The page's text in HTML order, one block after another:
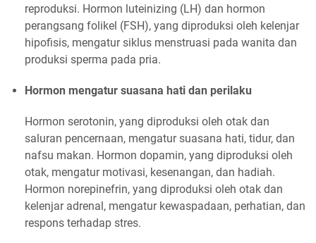
reproduksi. Hormon luteinizing (LH) dan hormon
perangsang folikel (FSH), yang diproduksi oleh kelenjar
hipofisis, mengatur siklus menstruasi pada wanita dan
produksi sperma pada pria.
Hormon mengatur suasana hati dan perilaku
Hormon serotonin, yang diproduksi oleh otak dan
saluran pencernaan, mengatur suasana hati, tidur, dan
nafsu makan. Hormon dopamin, yang diproduksi oleh
otak, mengatur motivasi, kesenangan, dan hadiah.
Hormon norepinefrin, yang diproduksi oleh otak dan
kelenjar adrenal, mengatur kewaspadaan, perhatian, dan
respons terhadap stres.